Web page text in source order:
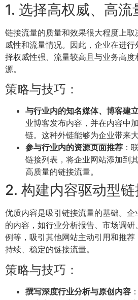
1. 选择高权威、高
链接流量的质量和效果很大程度上
威性和流量情况。因此，企业在进
择权威性强、流量较高且与业务高
源。
策略与技巧：
与行业内的知名媒体、博客建
业博客发布内容，并在内容中
链。这种外链能够为企业带来
参与行业内的资源页面推荐 ：
链接列表，将企业网站添加到
高质量的链接流量。
2. 构建内容驱动型
优质内容是吸引链接流量的基础。
的内容，如行业分析报告、市场调
例等，吸引其他网站主动引用和推
持续、稳定的链接流量。
策略与技巧：
撰写深度行业分析与原创内容